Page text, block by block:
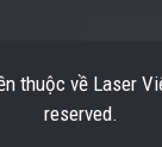
thuộc về Laser
reserved.
trợ